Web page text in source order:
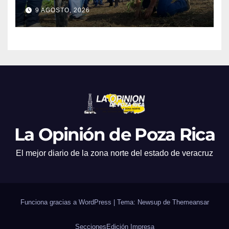
9 AGOSTO, 2026
La Opinión de Poza Rica
El mejor diario de la zona norte del estado de veracruz
Funciona gracias a WordPress | Tema: Newsup de Themeansar
Secciones Edición Impresa